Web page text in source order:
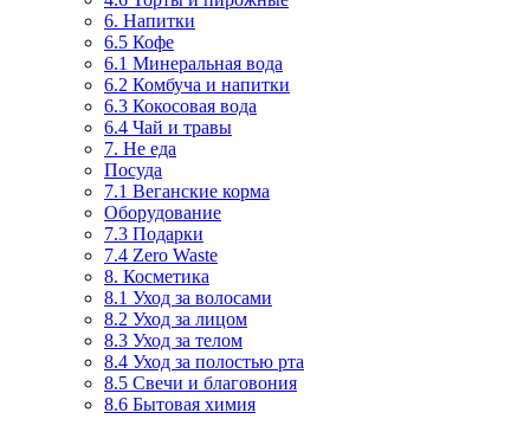
6. Напитки
6.5 Кофе
6.1 Минеральная вода
6.2 Комбуча и напитки
6.3 Кокосовая вода
6.4 Чай и травы
7. Не еда
Посуда
7.1 Веганские корма
Оборудование
7.3 Подарки
7.4 Zero Waste
8. Косметика
8.1 Уход за волосами
8.2 Уход за лицом
8.3 Уход за телом
8.4 Уход за полостью рта
8.5 Свечи и благовония
8.6 Бытовая химия